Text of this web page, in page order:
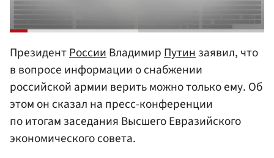
ПрезидентРоссииВладимирПутинзаявил, что
в вопросе информации о снабжении
российской армии верить можно только ему. Об
этом он сказал на пресс-конференции
по итогам заседания Высшего Евразийского
экономического совета.